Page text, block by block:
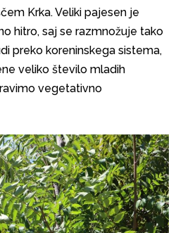
Krka. Veliki pajesen je
hitro, saj se razmnožuje tako
preko koreninskega sistema,
veliko število mladih
vegetativno